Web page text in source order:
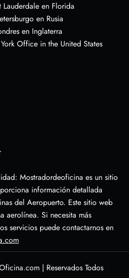
en Florida
en Rusia
en Inglaterra
Office in the United States
Mostradordeoficina es un sitio
información detallada
del Aeropuerto. Este sitio web
aerolínea. Si necesita más
servicios puede contactarnos en
| Reservados Todos